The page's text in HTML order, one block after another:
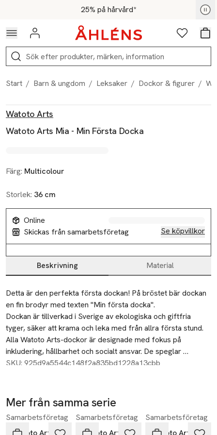
Hoppa till navigationsmenyn25% på hårvård*
För medlemmar - Shoppa nu
Logga in Favoriter
Sök
Start / Barn & ungdom / Leksaker / Dockor & figurer /
Watoto Arts
Watoto Arts Mia - Min Första Docka
Färg: Multicolour
Storlek: 36 cm
Online
Skickas från samarbetsföretag
Se köpvillkor
Beskrivning Material
Beskrivning
Detta är den perfekta första dockan! På bröstet bär dockan
en fin brodyr med texten "Min första docka".
Dockan är tillverkad i Sverige av ekologiska och giftfria
tyger, säker att krama och leka med från allra första stund.
Alla Watoto Arts-dockor är designade med fokus på
inkludering, hållbarhet och socialt ansvar. De speglar
samhällets mångfald och uppmuntrar till lek där varje barns
som passar er!
Vad gör Watoto Arts dockor speciella?
SKU: 925d9a5544c148f2a835bd1228a13cbb
Mer från samma serie
Hoppa över bildspelet
Samarbetsföretag
Samarbetsföretag
Samarbetsföretag